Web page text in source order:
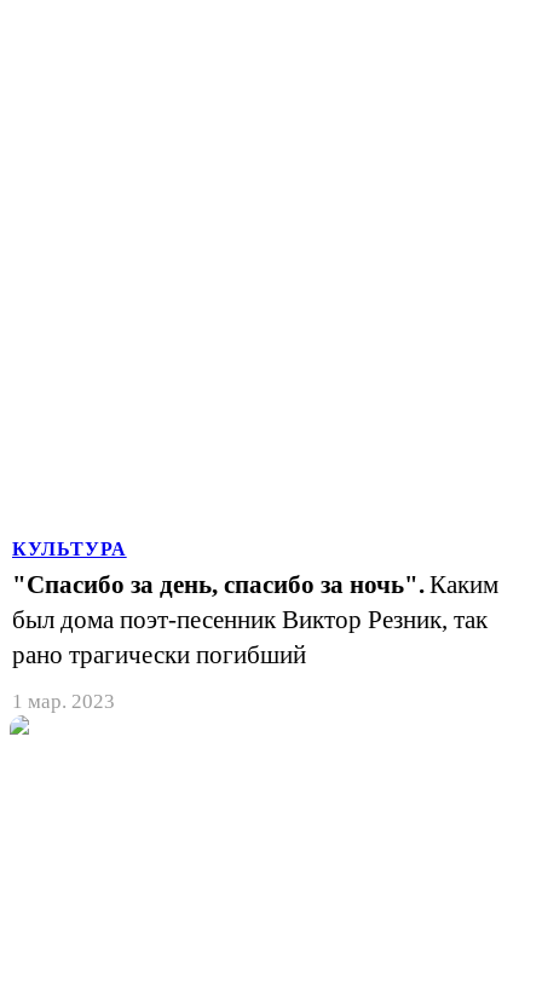
КУЛЬТУРА
"Спасибо за день, спасибо за ночь".Каким
был дома поэт-песенник Виктор Резник, так
рано трагически погибший
1 мар. 2023